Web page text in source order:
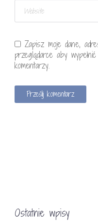
Zapisz moje dane,
przeglądarce aby
komentarzy.
Ostatnie wpisy